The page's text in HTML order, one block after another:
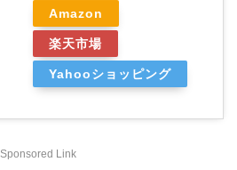
Amazon
楽天市場
Yahooショッピング
Sponsored Link